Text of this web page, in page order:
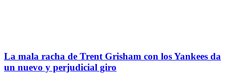
La mala racha de Trent Grisham con los Yankees da
un nuevo y perjudicial giro